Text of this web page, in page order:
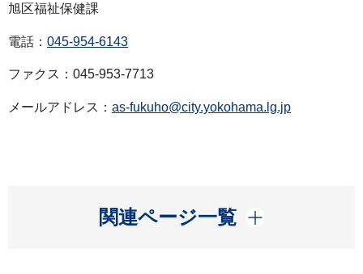
旭区福祉保健課
電話： 045-954-6143
ファクス：045-953-7713
メールアドレス： as-fukuho@city.yokohama.lg.jp
関連ページ一覧
開く